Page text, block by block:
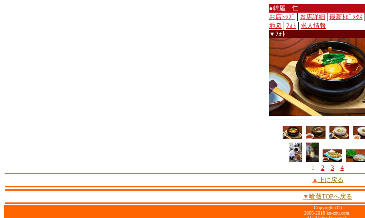
●韓屋 仁
お店ﾄｯﾌﾟ
お店詳細 最新ﾄﾋﾟｯｸｽ
地図
ﾌｫﾄ
求人情報
▼ﾌｫﾄ
1 2 3
4
▲ 上に戻る
▼ 喰蔵TOPへ戻る
Copyright (C)
2005-2018 ku-zou.com.